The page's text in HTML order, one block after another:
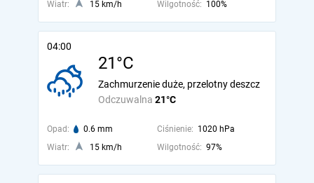
Wiatr:
15 km/h Wilgotność: 100%
04:00
21°C
Odczuwalna 21°C
Zachmurzenie duże, przelotny deszcz
Opad: 0.6 mm Ciśnienie: 1020 hPa
Wiatr:
15 km/h Wilgotność: 97%